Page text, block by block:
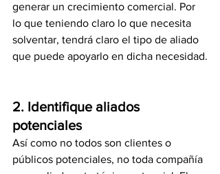
generar un crecimiento comercial. Por
lo que teniendo claro lo que necesita
solventar, tendrá claro el tipo de aliado
que puede apoyarlo en dicha necesidad.
2. Identifique aliados
potenciales
Así como no todos son clientes o
públicos potenciales, no toda compañía